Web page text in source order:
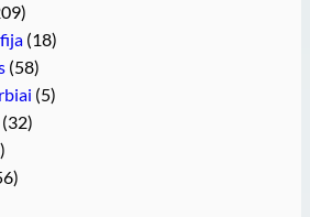
(18)
(58)
(5)
(32)